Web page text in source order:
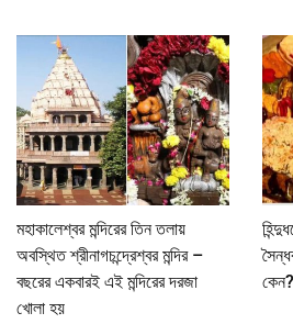
মহাকালেশ্বর মন্দিরের তিন তলায়
অবস্থিত শ্রীনাগচন্দ্রেশ্বর মন্দির –
বছরের একবারই এই মন্দিরের দরজা
খোলা হয়
কেন?